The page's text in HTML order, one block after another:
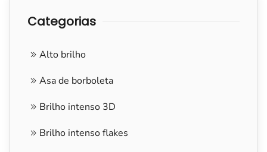
Categorias
Alto brilho
Asa de borboleta
Brilho intenso 3D
Brilho intenso flakes